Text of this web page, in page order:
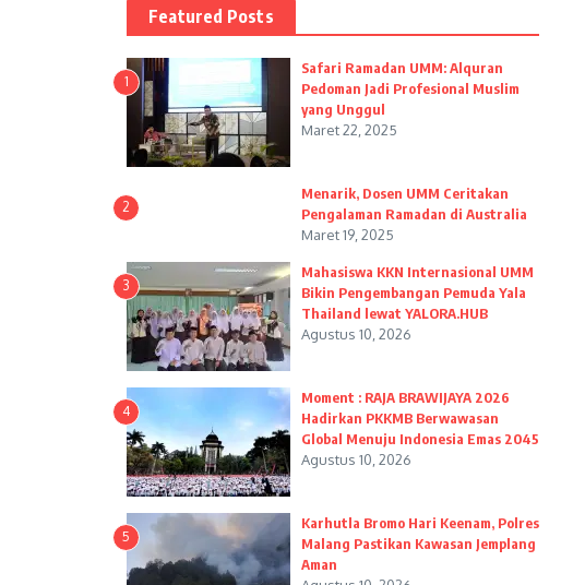
Featured Posts
1
Safari Ramadan UMM: Alquran
Pedoman Jadi Profesional Muslim
yang Unggul
Maret 22, 2025
2
Menarik, Dosen UMM Ceritakan
Pengalaman Ramadan di Australia
Maret 19, 2025
3
Mahasiswa KKN Internasional UMM
Bikin Pengembangan Pemuda Yala
Thailand lewat YALORA.HUB
Agustus 10, 2026
4
Moment : RAJA BRAWIJAYA 2026
Hadirkan PKKMB Berwawasan
Global Menuju Indonesia Emas 2045
Agustus 10, 2026
5
Karhutla Bromo Hari Keenam, Polres
Malang Pastikan Kawasan Jemplang
Aman